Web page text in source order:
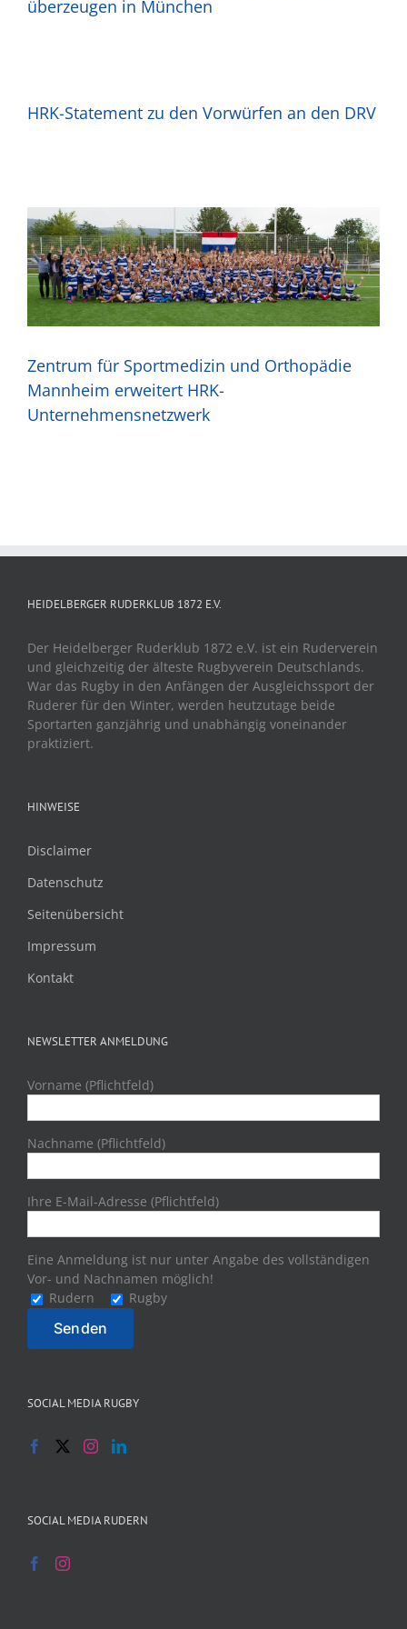
überzeugen in München
HRK-Statement zu den Vorwürfen an den DRV
Zentrum für Sportmedizin und Orthopädie
Mannheim erweitert HRK-
Unternehmensnetzwerk
HEIDELBERGER RUDERKLUB 1872 E.V.
Der Heidelberger Ruderklub 1872 e.V. ist ein Ruderverein
und gleichzeitig der älteste Rugbyverein Deutschlands.
War das Rugby in den Anfängen der Ausgleichssport der
Ruderer für den Winter, werden heutzutage beide
Sportarten ganzjährig und unabhängig voneinander
praktiziert.
HINWEISE
Disclaimer
Datenschutz
Seitenübersicht
Impressum
Kontakt
NEWSLETTER ANMELDUNG
Vorname (Pflichtfeld)
Nachname (Pflichtfeld)
Ihre E-Mail-Adresse (Pflichtfeld)
Eine Anmeldung ist nur unter Angabe des vollständigen
Vor- und Nachnamen möglich!
Rudern
Rugby
SOCIAL MEDIA RUGBY
SOCIAL MEDIA RUDERN